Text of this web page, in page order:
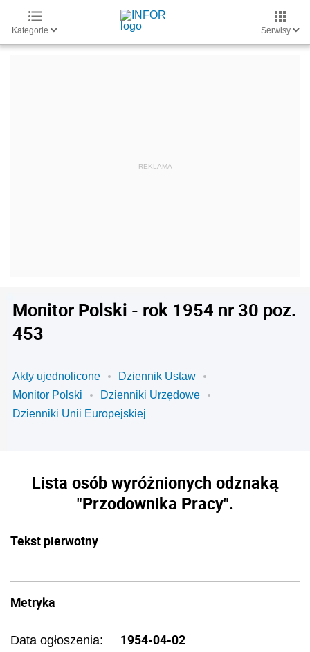
Kategorie Serwisy
Monitor Polski - rok 1954 nr 30 poz.
453
Akty ujednolicone
Dziennik Ustaw
Monitor Polski
Dzienniki Urzędowe
Dzienniki Unii Europejskiej
Lista osób wyróżnionych odznaką
"Przodownika Pracy".
Tekst pierwotny
Metryka
Data ogłoszenia: 1954-04-02